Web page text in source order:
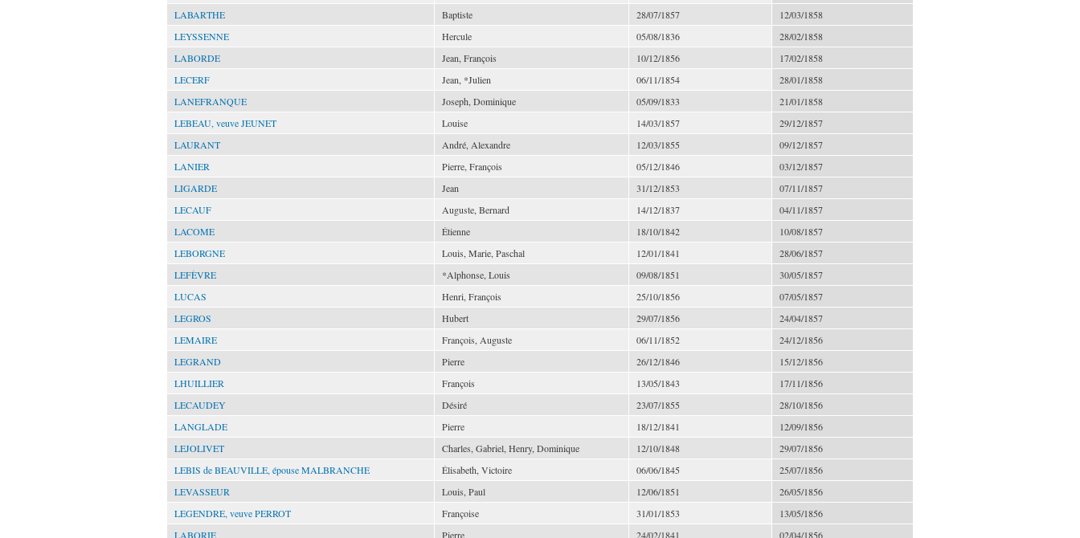
LABARTHE
Baptiste 28/07/1857
12/03/1858
LEYSSENNE
Hercule 05/08/1836
28/02/1858
LABORDE
Jean, François 10/12/1856
17/02/1858
LECERF
Jean, *Julien 06/11/1854
28/01/1858
LANEFRANQUE
Joseph, Dominique 05/09/1833
21/01/1858
LEBEAU, veuve JEUNET
Louise 14/03/1857
29/12/1857
LAURANT
André, Alexandre 12/03/1855
09/12/1857
LANIER
Pierre, François 05/12/1846
03/12/1857
LIGARDE
Jean 31/12/1853
07/11/1857
LECAUF
Auguste, Bernard 14/12/1837
04/11/1857
LACOME
Étienne 18/10/1842
10/08/1857
LEBORGNE
Louis, Marie, Paschal 12/01/1841
28/06/1857
LEFÈVRE
*Alphonse, Louis 09/08/1851
30/05/1857
LUCAS
Henri, François 25/10/1856
07/05/1857
LEGROS
Hubert 29/07/1856
24/04/1857
LEMAIRE
François, Auguste 06/11/1852
24/12/1856
LEGRAND
Pierre 26/12/1846
15/12/1856
LHUILLIER
François 13/05/1843
17/11/1856
LECAUDEY
Désiré 23/07/1855
28/10/1856
LANGLADE
Pierre 18/12/1841
12/09/1856
LEJOLIVET
Charles, Gabriel, Henry, Dominique 12/10/1848
29/07/1856
LEBIS de BEAUVILLE, épouse MALBRANCHE
Élisabeth, Victoire 06/06/1845
25/07/1856
LEVASSEUR
Louis, Paul 12/06/1851
26/05/1856
LEGENDRE, veuve PERROT
Françoise 31/01/1853
13/05/1856
LABORIE
Pierre 24/02/1841 02/04/1856